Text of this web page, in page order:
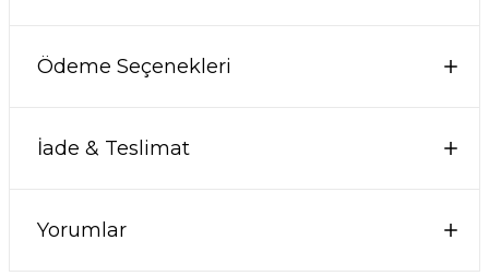
Ödeme Seçenekleri
İade & Teslimat
Yorumlar